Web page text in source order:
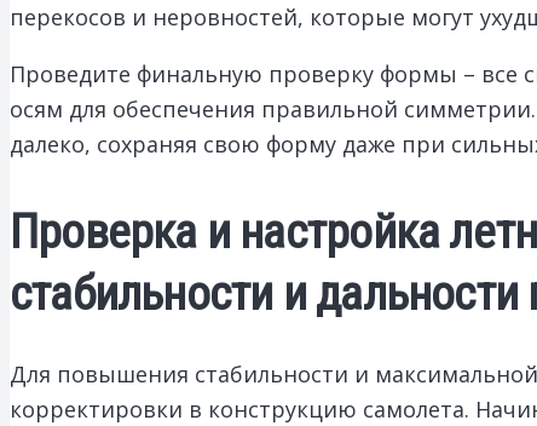
перекосов и неровностей, которые могут
Проведите финальную проверку формы –
осям для обеспечения правильной
далеко, сохраняя свою форму даже при
Проверка и настройка
стабильности и дальности
Для повышения стабильности и
корректировки в конструкцию самолета.